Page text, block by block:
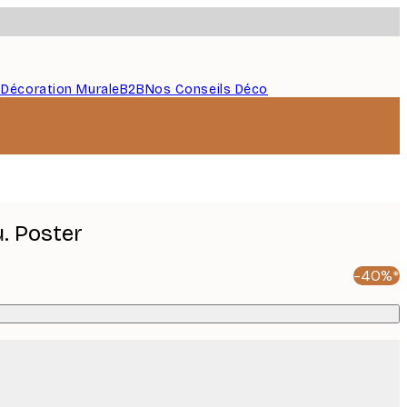
Décoration MuraleB2BNos Conseils Déco
Poster
-40%*